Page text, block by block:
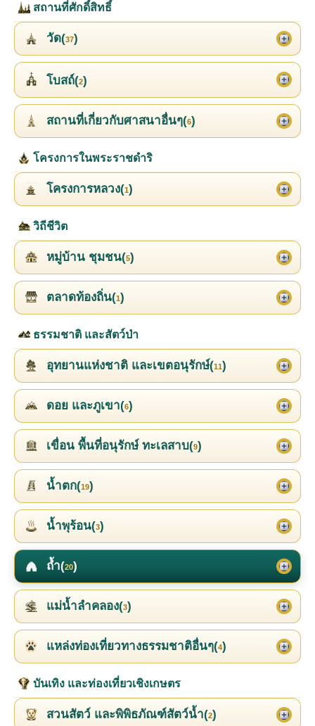
สถานที่ศักดิ์สิทธิ์
วัด(37)
โบสถ์(2)
สถานที่เกี่ยวกับศาสนาอื่นๆ(6)
โครงการในพระราชดำริ
โครงการหลวง(1)
วิถีชีวิต
หมู่บ้าน ชุมชน(5)
ตลาดท้องถิ่น(1)
ธรรมชาติ และสัตว์ป่า
อุทยานแห่งชาติ และเขตอนุรักษ์(11)
ดอย และภูเขา(6)
เขื่อน พื้นที่อนุรักษ์ ทะเลสาบ(9)
น้ำตก(19)
น้ำพุร้อน(3)
ถ้ำ(20)
แม่น้ำลำคลอง(3)
แหล่งท่องเที่ยวทางธรรมชาติอื่นๆ(4)
บันเทิง และท่องเที่ยวเชิงเกษตร
สวนสัตว์ และพิพิธภัณฑ์สัตว์น้ำ(2)